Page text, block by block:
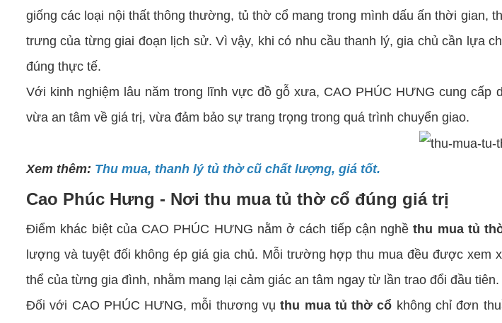
giống các loại nội thất thông thường, tủ thờ cổ mang trong mình dấu ấn thời gian,
trưng của từng giai đoạn lịch sử. Vì vậy, khi có nhu cầu thanh lý, gia chủ cần lựa
đúng thực tế.
Với kinh nghiệm lâu năm trong lĩnh vực đồ gỗ xưa, CAO PHÚC HƯNG cung
vừa an tâm về giá trị, vừa đảm bảo sự trang trọng trong quá trình chuyển giao.
Xem thêm: Thu mua, thanh lý tủ thờ cũ chất lượng, giá tốt.
Cao Phúc Hưng - Nơi thu mua tủ thờ cổ đúng giá trị
Điểm khác biệt của CAO PHÚC HƯNG nằm ở cách tiếp cận nghềthu mua tủ
lượng và tuyệt đối không ép giá gia chủ. Mỗi trường hợp thu mua đều được
thể của từng gia đình, nhằm mang lại cảm giác an tâm ngay từ lần trao đổi đầu tiên.
Đối với CAO PHÚC HƯNG, mỗi thương vụthu mua tủ thờ cổ không chỉ đơn